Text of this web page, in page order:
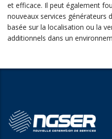
et efficace. Il peut également
nouveaux services générateurs
basée sur la localisation ou la
additionnels dans un